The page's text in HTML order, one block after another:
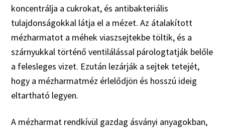
koncentrálja a cukrokat, és antibakteriális
tulajdonságokkal látja el a mézet. Az átalakított
mézharmatot a méhek viaszsejtekbe töltik, és a
szárnyukkal történő ventilálással párologtatják belőle
a felesleges vizet. Ezután lezárják a sejtek tetejét,
hogy a mézharmatméz érlelődjön és hosszú ideig
eltartható legyen.
A mézharmat rendkívül gazdag ásványi anyagokban,